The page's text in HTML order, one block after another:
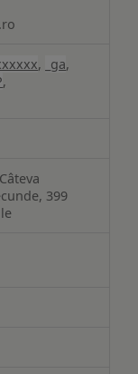
, _ga,
,
399